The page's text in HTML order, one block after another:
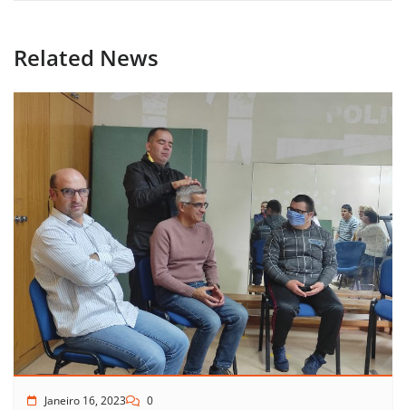
Related News
Janeiro 16, 2023 0